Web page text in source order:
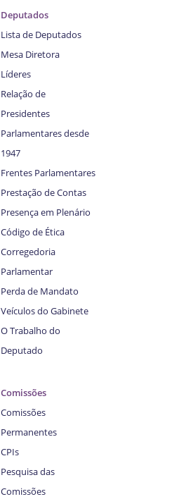
Deputados
Lista de Deputados
Mesa Diretora
Líderes
Relação de
Presidentes
Parlamentares desde
1947
Frentes Parlamentares
Prestação de Contas
Presença em Plenário
Código de Ética
Corregedoria
Parlamentar
Perda de Mandato
Veículos do Gabinete
O Trabalho do
Deputado
Comissões
Comissões
Permanentes
CPIs
Pesquisa das
Comissões